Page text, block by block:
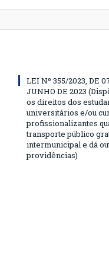
LEI Nº 355/2023, DE
JUNHO DE 2023
os direitos dos
universitários e/ou
profissionalizantes
transporte público
intermunicipal e dá
providências)